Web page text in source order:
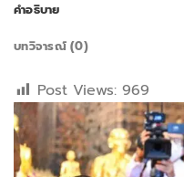
คำอธิบาย
บทวิจารณ์ (0)
Post Views: 969